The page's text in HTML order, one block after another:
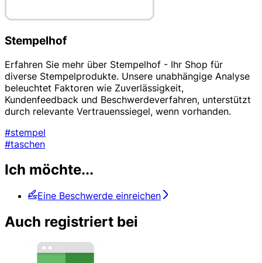
Stempelhof
Erfahren Sie mehr über Stempelhof - Ihr Shop für
diverse Stempelprodukte. Unsere unabhängige Analyse
beleuchtet Faktoren wie Zuverlässigkeit,
Kundenfeedback und Beschwerdeverfahren, unterstützt
durch relevante Vertrauenssiegel, wenn vorhanden.
#stempel
#taschen
Ich möchte...
Eine Beschwerde einreichen
Auch registriert bei